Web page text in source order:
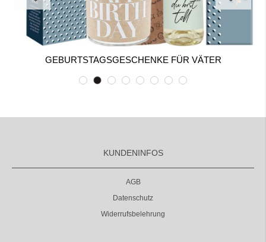
GEBURTSTAGSGESCHENKE FÜR VÄTER
KUNDENINFOS
AGB
Datenschutz
Widerrufsbelehrung